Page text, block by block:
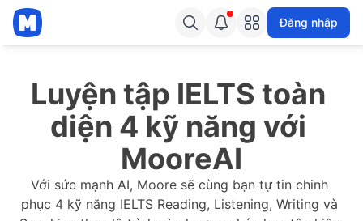
Đăng nhập
Luyện tập IELTS toàn
diện 4 kỹ năng với
MooreAI
Với sức mạnh AI, Moore sẽ cùng bạn tự tin chinh
phục 4 kỹ năng IELTS Reading, Listening, Writing và
moore.vn - Luyện thi IELTS cấp tốc - Luyện thi IELTS online miễn phí